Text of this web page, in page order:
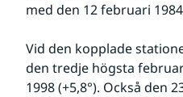
med den 12 februari
Vid den kopplade
den tredje högsta
1998 (+5,8°). Också den